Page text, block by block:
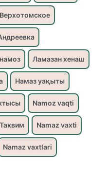
Верхотомское
Ламазан хенаш
Намаз уақыты
Namoz vaqti
Таквим Namaz vaxti
Namaz vaxtlari